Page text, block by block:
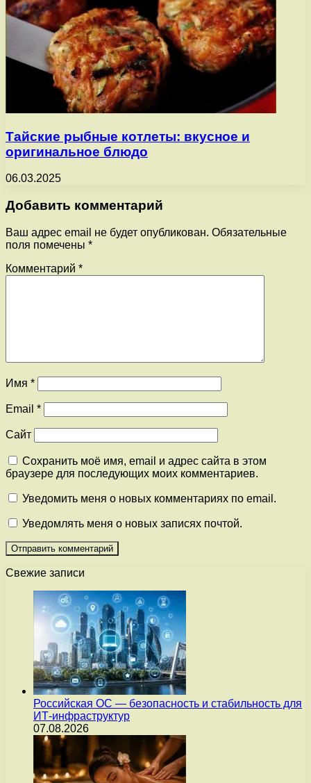
Тайские рыбные котлеты: вкусное и
оригинальное блюдо
06.03.2025
Добавить комментарий
Ваш адрес email не будет опубликован. Обязательные
поля помечены *
Комментарий *
Имя *
Email *
Сайт
Сохранить моё имя, email и адрес сайта в этом
браузере для последующих моих комментариев.
Уведомить меня о новых комментариях по email.
Уведомлять меня о новых записях почтой.
Свежие записи
Российская ОС — безопасность и стабильность для
ИТ-инфраструктур
07.08.2026